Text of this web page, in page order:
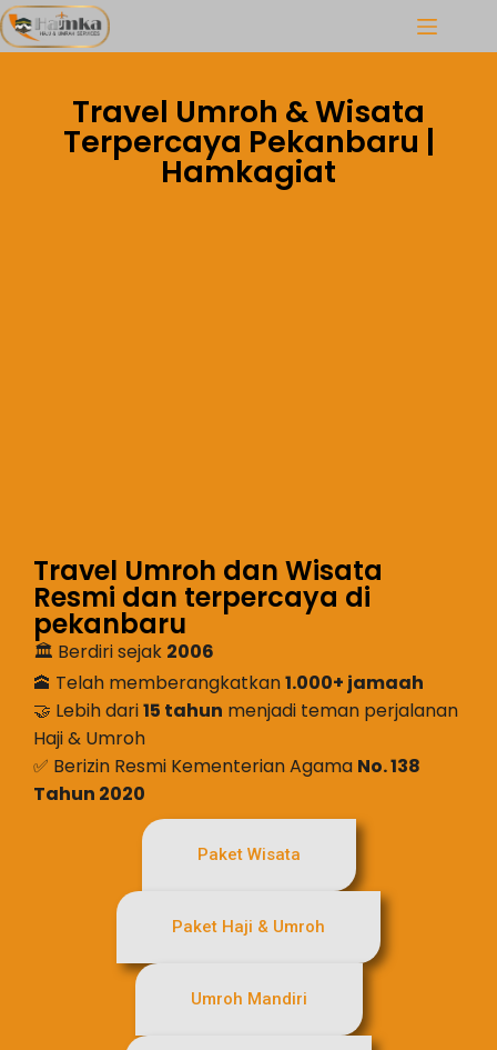
Travel Umroh & Wisata
Terpercaya Pekanbaru |
Hamkagiat
Travel Umroh dan Wisata
Resmi dan terpercaya di
pekanbaru
🏛️ Berdiri sejak 2006
🕋 Telah memberangkatkan1.000+ jamaah
🤝 Lebih dari15 tahun menjadi teman perjalanan
Haji & Umroh
✅ Berizin Resmi Kementerian Agama No. 138
Tahun 2020
Paket Wisata
Paket Haji & Umroh
Umroh Mandiri